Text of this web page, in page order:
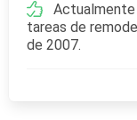
Actualmente
tareas de
de 2007.